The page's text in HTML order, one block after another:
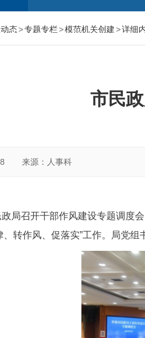
态>专题专栏>模范机关创建>详细
市民
来源：人事科
局召开干部作风建设专题调度
、转作风、促落实”工作。局党组